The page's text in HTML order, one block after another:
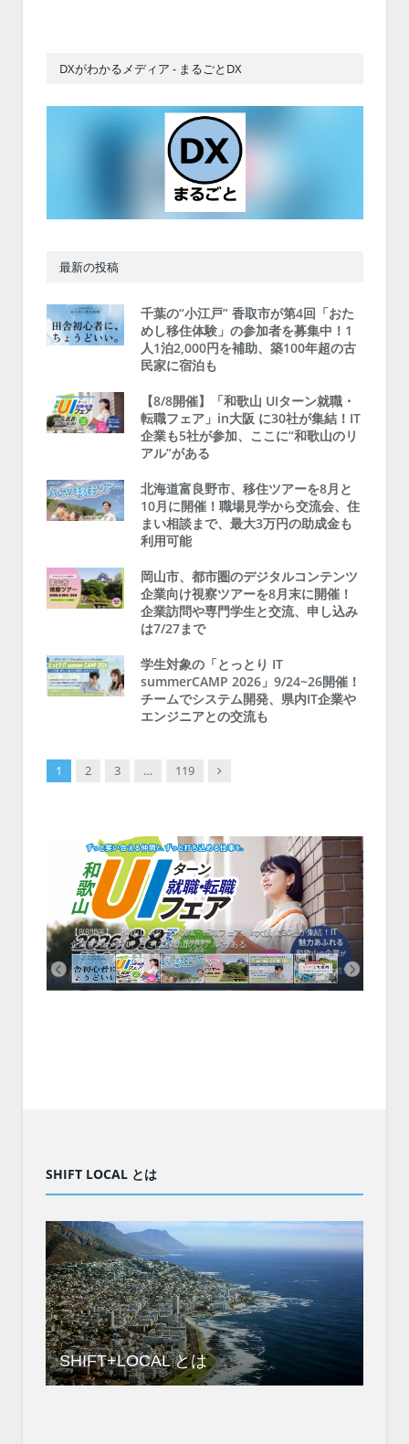
DXがわかるメディア - まるごとDX
最新の投稿
千葉の“小江戸” 香取市が第4回「おた
めし移住体験」の参加者を募集中！1
人1泊2,000円を補助、築100年超の古
民家に宿泊も
【8/8開催】「和歌山 UIターン就職・
転職フェア」in大阪 に30社が集結！IT
企業も5社が参加、ここに“和歌山のリ
アル”がある
北海道富良野市、移住ツアーを8月と
10月に開催！職場見学から交流会、住
まい相談まで、最大3万円の助成金も
利用可能
岡山市、都市圏のデジタルコンテンツ
企業向け視察ツアーを8月末に開催！
企業訪問や専門学生と交流、申し込み
は7/27まで
学生対象の「とっとり IT
summerCAMP 2026」9/24~26開催！
チームでシステム開発、県内IT企業や
エンジニアとの交流も
1 2 3 … 119 Next
【8/8開催】「和歌山 UIターン就職・転職フェア」in大阪 に30社が集結！IT
企業も5社が参加、ここに“和歌山のリアル”がある
SHIFT LOCAL とは
SHIFT+LOCAL とは